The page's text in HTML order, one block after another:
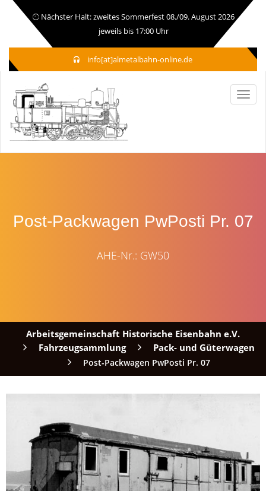
Nächster Halt: zweites Sommerfest 08./09. August 2026
jeweils bis 17:00 Uhr
info[at]almetalbahn-online.de
Post-Packwagen PwPosti Pr. 07
AHE-Nr.: GW50
Arbeitsgemeinschaft Historische Eisenbahn e.V.
Fahrzeugsammlung
Pack- und Güterwagen
Post-Packwagen PwPosti Pr. 07